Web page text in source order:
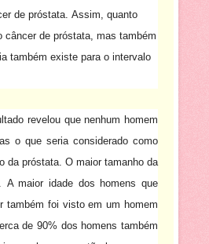
de próstata. Assim, quanto
de próstata, mas também
também existe para o intervalo
revelou que nenhum homem
o que seria considerado como
da próstata. O maior tamanho da
A maior idade dos homens que
também foi visto em um homem
de 90% dos homens também